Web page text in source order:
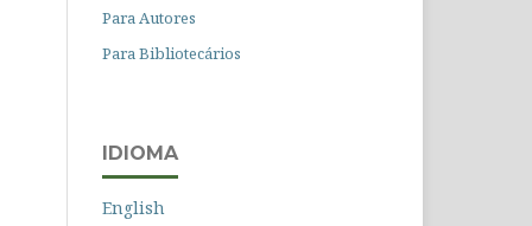
Para Autores
Para Bibliotecários
IDIOMA
English